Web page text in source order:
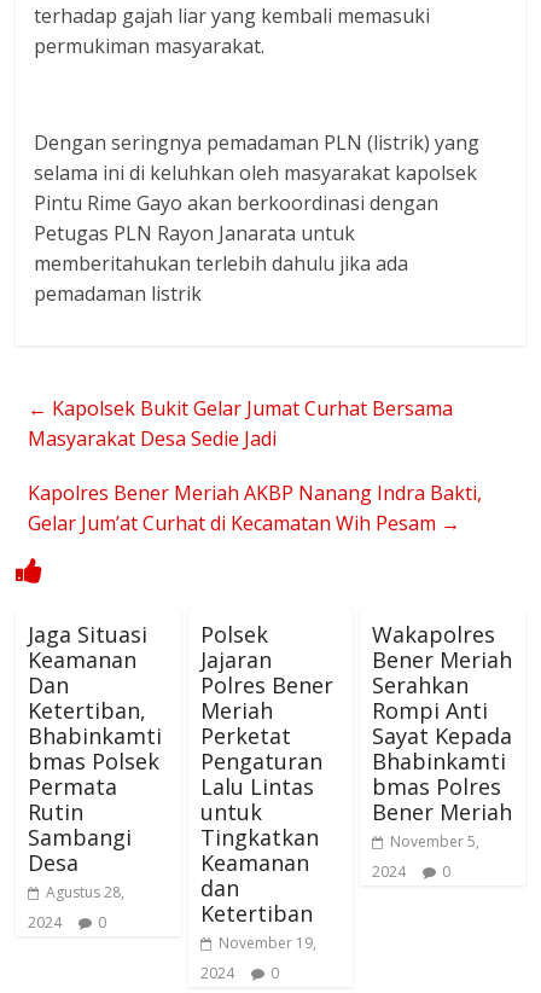
terhadap gajah liar yang kembali memasuki
permukiman masyarakat.
Dengan seringnya pemadaman PLN (listrik) yang
selama ini di keluhkan oleh masyarakat kapolsek
Pintu Rime Gayo akan berkoordinasi dengan
Petugas PLN Rayon Janarata untuk
memberitahukan terlebih dahulu jika ada
pemadaman listrik
← Kapolsek Bukit Gelar Jumat Curhat Bersama
Masyarakat Desa Sedie Jadi
Kapolres Bener Meriah AKBP Nanang Indra Bakti,
Gelar Jum’at Curhat di Kecamatan Wih Pesam →
Jaga Situasi
Keamanan
Dan
Ketertiban,
Bhabinkamti
bmas Polsek
Permata
Rutin
Sambangi
Desa
Agustus 28,
2024
0
Polsek
Jajaran
Polres Bener
Meriah
Perketat
Pengaturan
Lalu Lintas
untuk
Tingkatkan
Keamanan
dan
Ketertiban
November 19,
2024
0
Wakapolres
Bener Meriah
Serahkan
Rompi Anti
Sayat Kepada
Bhabinkamti
bmas Polres
Bener Meriah
November 5,
2024
0